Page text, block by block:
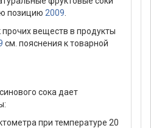
позицию 2009
веществ в продукты
см. пояснения к товарной
сока дает
при температуре 20